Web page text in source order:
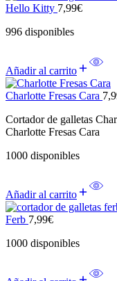
Hello Kitty 7,99€
996 disponibles
Añadir al carrito
Charlotte Fresas Cara
Cortador de galletas
Charlotte Fresas Cara
1000 disponibles
Añadir al carrito
Ferb 7,99€
1000 disponibles